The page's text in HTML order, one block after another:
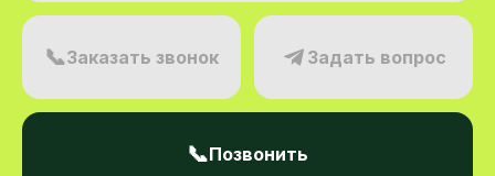
📞Заказать звонок Задать вопрос
📞Позвонить